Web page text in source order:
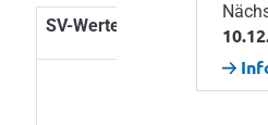
SV-Werte | Vergleich 2024/